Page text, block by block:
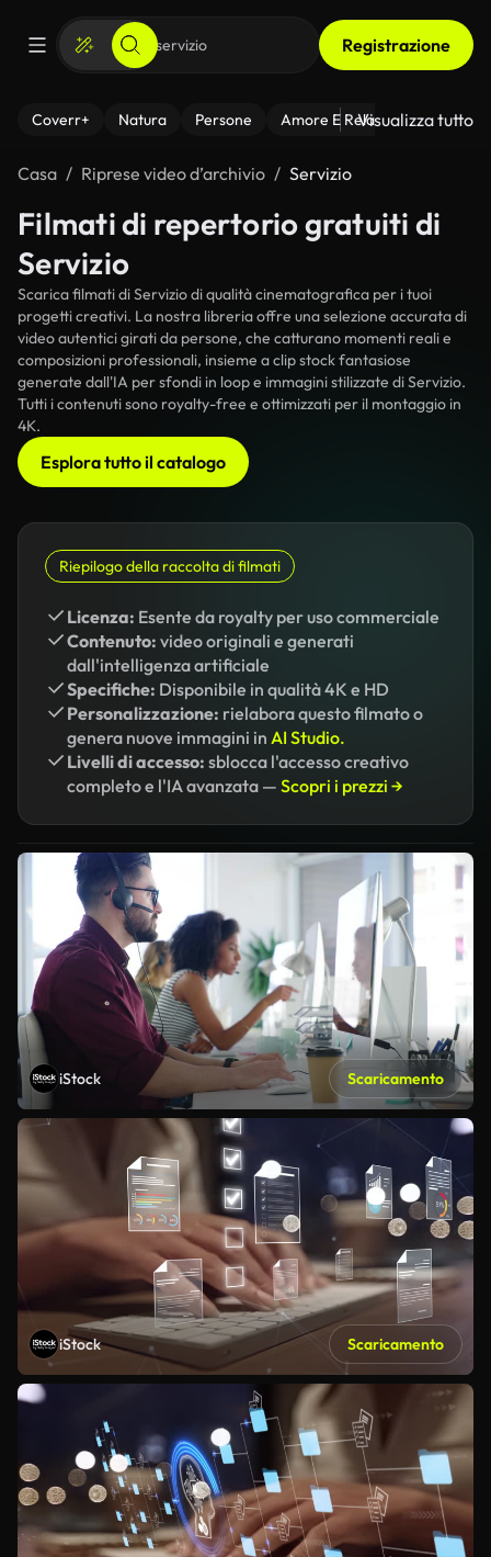
Registrazione
Coverr+ Natura Persone Amore E Relazioni Il
Visualizza tutto
Casa Riprese video d’archivio Servizio
Filmati di repertorio gratuiti di
Servizio
Scarica filmati di Servizio di qualità cinematografica per i tuoi
progetti creativi. La nostra libreria offre una selezione accurata di
video autentici girati da persone, che catturano momenti reali e
composizioni professionali, insieme a clip stock fantasiose
generate dall'IA per sfondi in loop e immagini stilizzate di Servizio.
Tutti i contenuti sono royalty-free e ottimizzati per il montaggio in
4K.
Esplora tutto il catalogo
Riepilogo della raccolta di filmati
Licenza: Esente da royalty per uso commerciale
Contenuto: video originali e generati
dall'intelligenza artificiale
Specifiche: Disponibile in qualità 4K e HD
Personalizzazione: rielabora questo filmato o
genera nuove immagini in AI Studio.
Livelli di accesso: sblocca l'accesso creativo
completo e l'IA avanzata — Scopri i prezzi →
iStock Scaricamento
iStock Scaricamento